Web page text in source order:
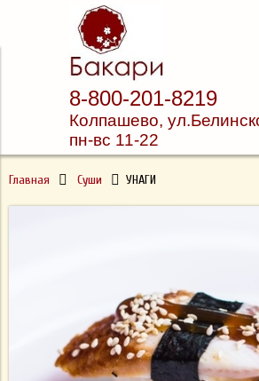
8-800-201-8219
Колпашево, ул.
пн-вс 11-22
Доставка суши
Бакари
Главная Суши УНАГИ